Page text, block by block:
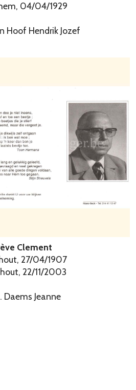
04/04/1929
Hoof Hendrik Jozef
Clement
27/04/1907
22/11/2003
Daems Jeanne